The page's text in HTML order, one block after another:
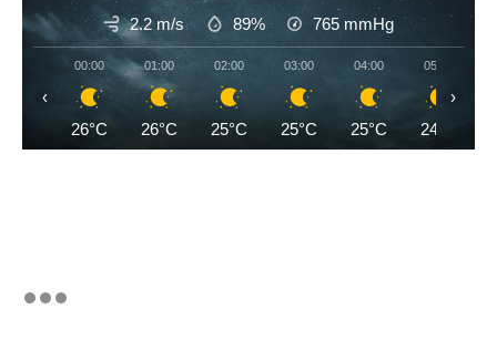
2.2 m/s 89% 765 mmHg
00:00
26°C
01:00
26°C
02:00
25°C
03:00
25°C
04:00
25°C
05:00
24°C
‹ ›